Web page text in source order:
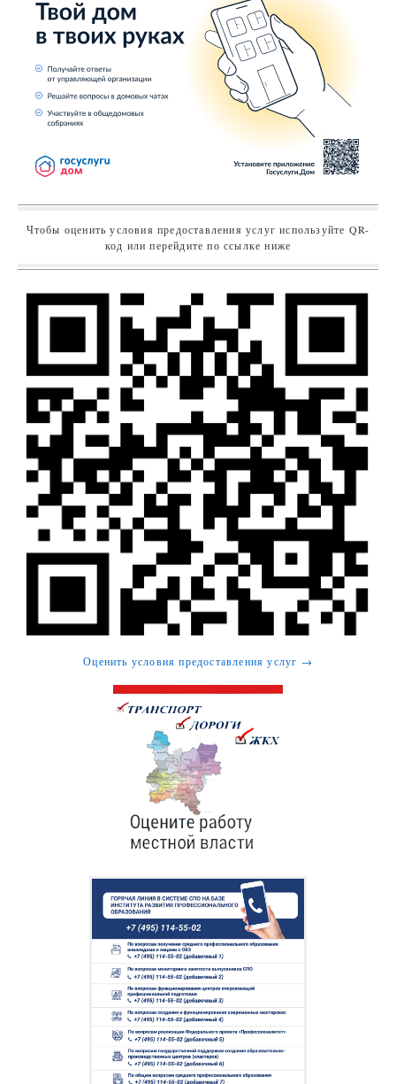
Чтобы оценить условия предоставления услуг используйте QR-
код или перейдите по ссылке ниже
Оценить условия предоставления услуг →